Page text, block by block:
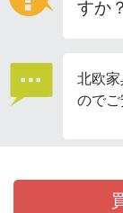
すか？
北欧
のでご